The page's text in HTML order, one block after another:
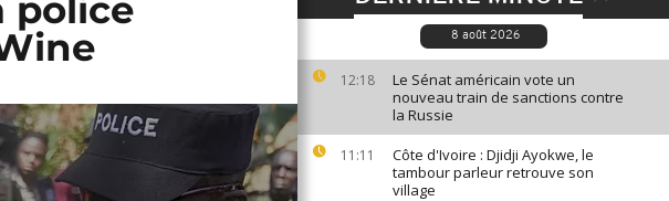
8 août 2026
12:18
Le Sénat américain vote un
nouveau train de sanctions contre
la Russie
11:11
Côte d'Ivoire : Djidji Ayokwe, le
tambour parleur retrouve son
village
police